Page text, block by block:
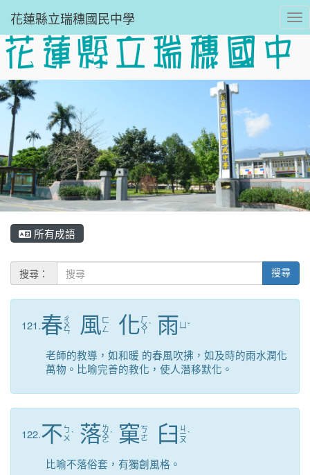
花蓮縣立瑞穗國民中學
所有成語
搜尋： 搜尋
121.春ㄔ
ㄨ
ㄣ 風 ㄈ
ㄥ
化ㄏ
ㄨ
ㄚ
ˋ 雨 ˇ
老師的教導，如和暖 的春風吹拂，如及時的雨水潤化
萬物。比喻完善的教化，使人潛移默化。
122.不 ㄅ
ㄨ ˋ 落ㄌ
ㄨ
ㄛ
ˋ 窠 ㄎ
ㄜ
臼 ㄐ
ㄧ
ㄡ
ˋ
比喻不落俗套，有獨創風格。